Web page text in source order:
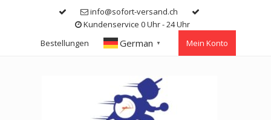
info@sofort-versand.ch
Kundenservice 0 Uhr - 24 Uhr
Bestellungen
German ▼ Mein Konto